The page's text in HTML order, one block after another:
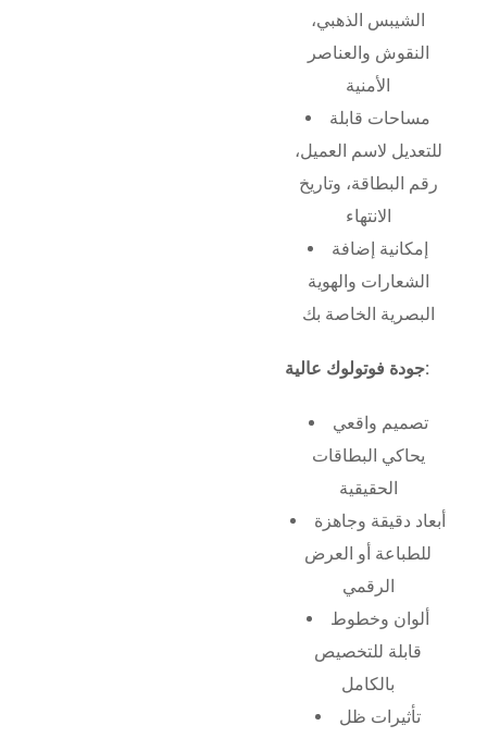
الشيبس الذهبي،
النقوش والعناصر
الأمنية
مساحات قابلة
للتعديل لاسم العميل،
رقم البطاقة، وتاريخ
الانتهاء
إمكانية إضافة
الشعارات والهوية
البصرية الخاصة بك
جودة فوتولوك عالية:
تصميم واقعي
يحاكي البطاقات
الحقيقية
أبعاد دقيقة وجاهزة
للطباعة أو العرض
الرقمي
ألوان وخطوط
قابلة للتخصيص
بالكامل
تأثيرات ظل